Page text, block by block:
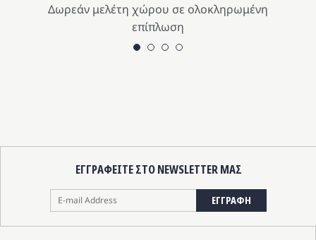
Δωρεάν μελέτη χώρου σε ολοκληρωμένη
επίπλωση
ΕΓΓΡΑΦΕΙΤΕ ΣΤΟ NEWSLETTER ΜΑΣ
ΕΓΓΡΑΦΗ